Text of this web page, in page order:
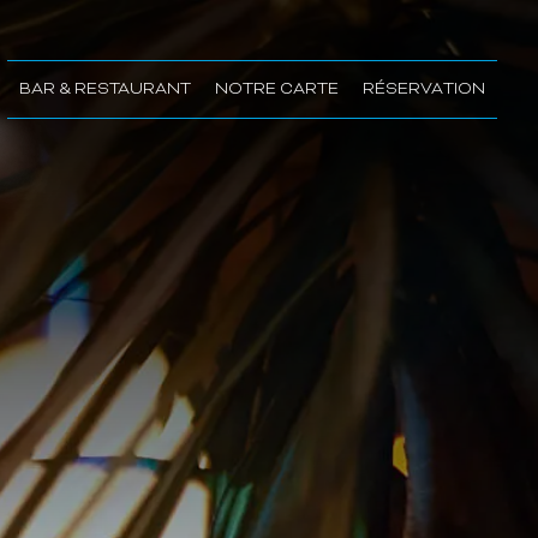
BAR & RESTAURANT NOTRE CARTE RÉSERVATION